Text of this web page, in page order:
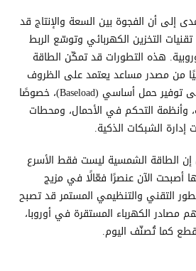
إلى أن الفجوة بين السعة والإنتاج قد
التخزين الكهربائي وتوسّع الربط
هذه التطورات قد تمكّن الطاقة
من مصدر مساعد يعتمد على الظروف
المناخية إلى مصدر قادر على توفير حمل أساسي (Baseload)، خصوصًا
وأنظمة التحكم في الأحمال، ومحطات
إدارة الشبكات الذكية.
إن الطاقة الشمسية ليست فقط الأسرع
أصبحت الآن عنصرًا فعّالًا في مزيج
التقني والتنظيمي المستمر قد تصبح
مصادر الكهرباء المستقرة في أوروبا،
كما تُصنّف اليوم.